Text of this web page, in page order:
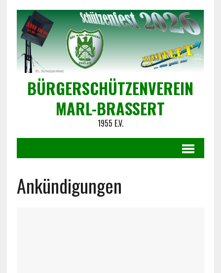
BÜRGERSCHÜTZENVEREIN
MARL-BRASSERT
1955 E.V.
Ankündigungen